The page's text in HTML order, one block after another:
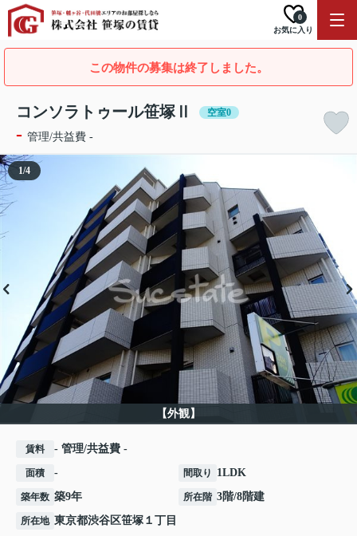
お気に入り
0
この物件の募集は終了しました。
コンソラトゥール笹塚Ⅱ 空室0
- 管理/共益費 -
【外観】
1/4
賃料 - 管理/共益費 -
面積 - 間取り 1LDK
築年数 築9年 所在階 3階/8階建
所在地 東京都渋谷区笹塚 １丁目